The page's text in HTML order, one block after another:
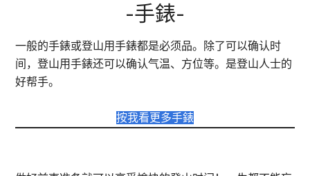
-手錶-
一般的手錶或登山用手錶都是必须品。除了可以确认时
间，登山用手錶还可以确认气温、方位等。是登山人士的
好帮手。
按我看更多手錶